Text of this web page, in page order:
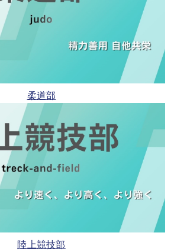
柔道部
陸上競技部